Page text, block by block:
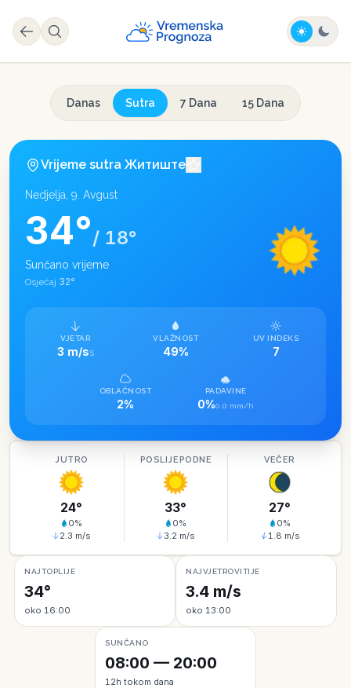
Danas Sutra 7 Dana 15 Dana
Vrijeme sutra Житиште
Nedjelja, 9. Avgust
34°/ 18°
Sunčano vrijeme
Osjećaj 32°
VJETAR
3 m/sS
VLAŽNOST
49%
UV INDEKS
7
OBLAČNOST
2%
PADAVINE
0%0.0 mm/h
JUTRO
24°
0%
2.3 m/s
POSLIJEPODNE
33°
0%
3.2 m/s
VEČER
27°
0%
1.8 m/s
NAJTOPLIJE
34°
oko 16:00
NAJVJETROVITIJE
3.4 m/s
oko 13:00
SUNČANO
08:00 — 20:00
12h tokom dana